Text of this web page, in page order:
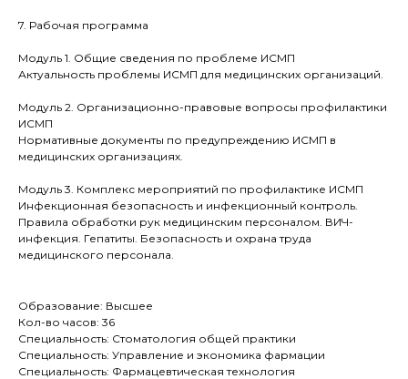
7. Рабочая программа
Модуль 1. Общие сведения по проблеме ИСМП
Актуальность проблемы ИСМП для медицинских организаций.
Модуль 2. Организационно-правовые вопросы профилактики
ИСМП
Нормативные документы по предупреждению ИСМП в
медицинских организациях.
Модуль 3. Комплекс мероприятий по профилактике ИСМП
Инфекционная безопасность и инфекционный контроль.
Правила обработки рук медицинским персоналом. ВИЧ-
инфекция. Гепатиты. Безопасность и охрана труда
медицинского персонала.
Образование: Высшее
Кол-во часов: 36
Специальность: Стоматология общей практики
Специальность: Управление и экономика фармации
Специальность: Фармацевтическая технология
Получи расчет
обучения
со скидкой до 30%
вопросов и получите расчет
стоимости обучения
Один шаг - расчёт ваш
Образование